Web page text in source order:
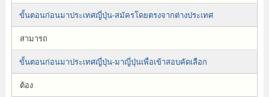
ขั้นตอนก่อนมาประเทศญี่ปุ่น-สมัครโดยตรงจากต่างประเทศ
สามารถ
ขั้นตอนก่อนมาประเทศญี่ปุ่น-มาญี่ปุ่นเพื่อเข้าสอบคัดเลือก
ต้อง